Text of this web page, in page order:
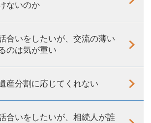
ないのか
合いをしたいが、交流の薄い
のは気が重い
産分割に応じてくれない
合いをしたいが、相続人が誰